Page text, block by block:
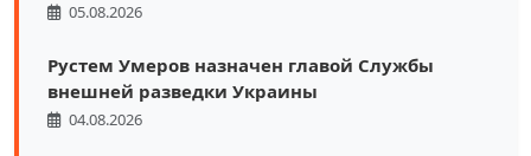
05.08.2026
Рустем Умеров назначен главой Службы
внешней разведки Украины
04.08.2026